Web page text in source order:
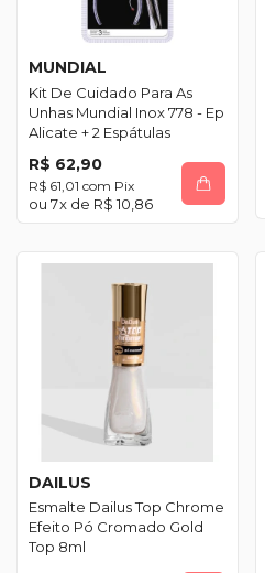
MUNDIAL
Kit De Cuidado Para As
Unhas Mundial Inox 778 - Ep
Alicate + 2 Espátulas
R$ 62,90
R$ 61,01 com Pix
7x de R$ 10,86
DAILUS
Esmalte Dailus Top Chrome
Efeito Pó Cromado Gold
Top 8ml